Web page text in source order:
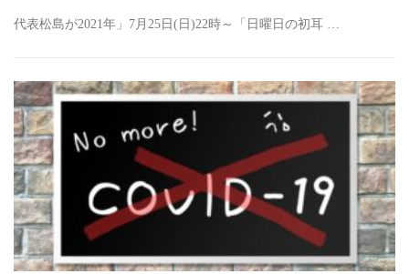
代表松島が2021年」7月25日(日)22時～「日曜日の初耳 …